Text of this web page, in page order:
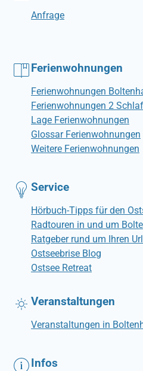
Anfrage
Ferienwohnungen
Ferienwohnungen
Ferienwohnungen 2
Lage Ferienwohnungen
Glossar Ferienwohnungen
Weitere Ferienwohnungen
Service
Hörbuch-Tipps für den
Radtouren in und um
Ratgeber rund um Ihren
Ostseebrise Blog
Ostsee Retreat
Veranstaltungen
Veranstaltungen in
Infos